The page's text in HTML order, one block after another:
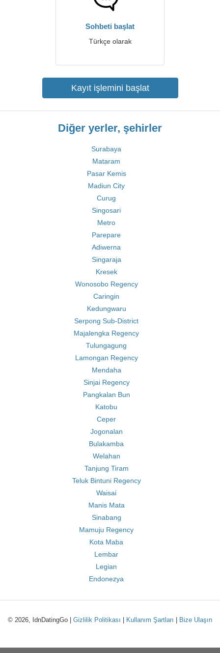
Sohbeti başlat
Türkçe olarak
Kayıt işlemini başlat
Diğer yerler, şehirler
Surabaya
Mataram
Pasar Kemis
Madiun City
Curug
Singosari
Metro
Parepare
Adiwerna
Singaraja
Kresek
Wonosobo Regency
Caringin
Kedungwaru
Serpong Sub-District
Majalengka Regency
Tulungagung
Lamongan Regency
Mendaha
Sinjai Regency
Pangkalan Bun
Katobu
Ceper
Jogonalan
Bulakamba
Welahan
Tanjung Tiram
Teluk Bintuni Regency
Waisai
Manis Mata
Sinabang
Mamuju Regency
Kota Maba
Lembar
Legian
Endonezya
© 2026, IdnDatingGo | Gizlilik Politikası Kullanım Şartları Bize Ulaşın